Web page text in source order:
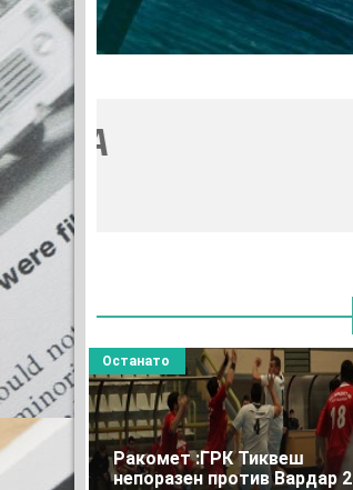
Ракомет :ГРК Тиквеш
непоразен против Вардар 2
Останато